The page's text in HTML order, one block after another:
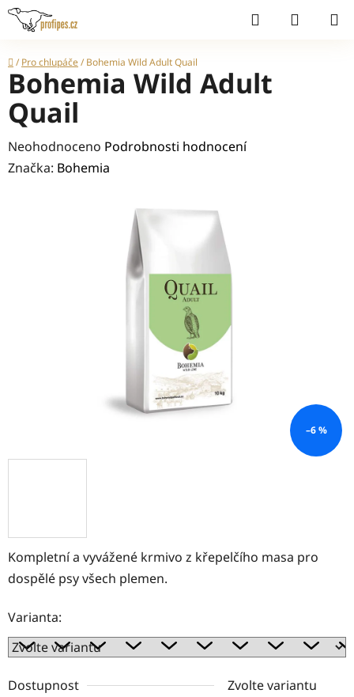
Přejít
Hledat
Domů
/ Pro chlupáče/ Bohemia Wild Adult Quail
Kompletní a vyvážené krmivo z křepelčího masa pro
dospělé psy všech plemen.
Varianta:
Dostupnost Zvolte variantu
Bohemia Wild Adult
Quail
Průměrné
hodnocení
Neohodnoceno Podrobnosti hodnocení
Značka: Bohemia
–6 %